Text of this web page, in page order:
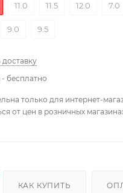
11.0 11.5 12.0 7.0
9.0 9.5
доставку
бесплатно
только для интернет-
от цен в розничных
КАК КУПИТЬ